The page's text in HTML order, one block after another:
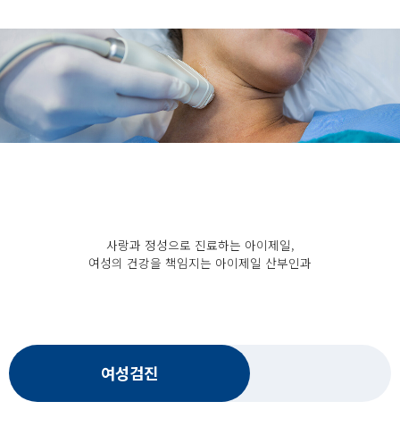
사랑과 정성으로 진료하는 아이제일,
여성의 건강을 책임지는 아이제일 산부인과
여성검진